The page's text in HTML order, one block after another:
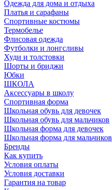
Одежда для дома и отдыха
Платья и сарафаны
Спортивные костюмы
Термобелье
Флисовая одежда
Футболки и лонгсливы
Худи и толстовки
Шорты и бриджи
Юбки
ШКОЛА
Аксессуары в школу
Спортивная форма
Школьная обувь для девочек
Школьная обувь для мальчиков
Школьная форма для девочек
Школьная форма для мальчиков
Бренды
Как купить
Условия оплаты
Условия доставки
Гарантия на товар